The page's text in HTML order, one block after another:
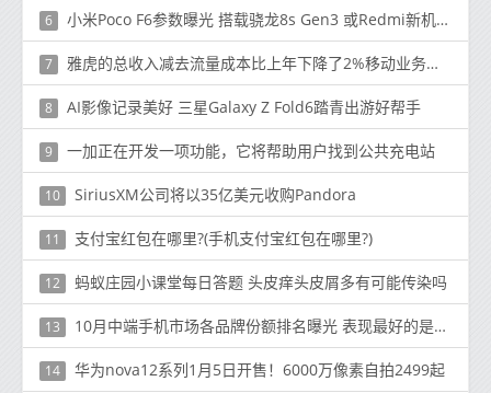
6 小米Poco F6参数曝光 搭载骁龙8s Gen3 或Redmi新机换壳
7 雅虎的总收入减去流量成本比上年下降了2%移动业务收入总计2.54亿美元
8 AI影像记录美好 三星Galaxy Z Fold6踏青出游好帮手
9 一加正在开发一项功能，它将帮助用户找到公共充电站
10 SiriusXM公司将以35亿美元收购Pandora
11 支付宝红包在哪里?(手机支付宝红包在哪里?)
12 蚂蚁庄园小课堂每日答题 头皮痒头皮屑多有可能传染吗
13 10月中端手机市场各品牌份额排名曝光 表现最好的是……
14 华为nova12系列1月5日开售！6000万像素自拍2499起